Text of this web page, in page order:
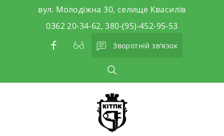
вул. Молодіжна 30, селище Квасилів
0362 20-34-62, 380-(95)-452-95-53
Зворотній зв'язок